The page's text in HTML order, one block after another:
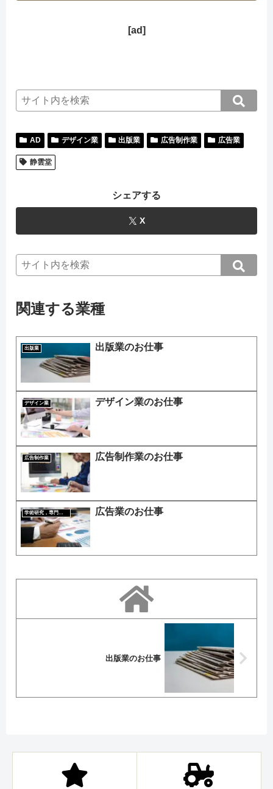
[ad]
AD デザイン業 出版業 広告制作業 広告業
静雲堂
シェアする
X
関連する業種
出版業 出版業のお仕事
デザイン業 デザイン業のお仕事
広告制作業 広告制作業のお仕事
学術研究，専門・技術サービス業 広告業のお仕事
出版業のお仕事